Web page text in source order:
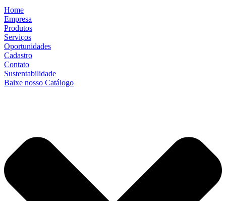
Home
Empresa
Produtos
Serviços
Oportunidades
Cadastro
Contato
Sustentabilidade
Baixe nosso Catálogo